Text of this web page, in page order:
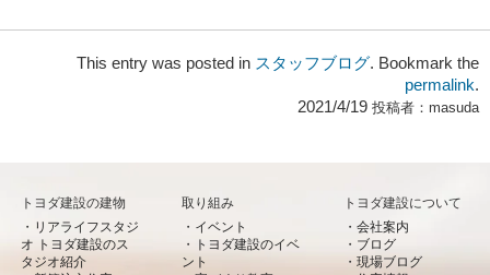
This entry was posted in スタッフブログ. Bookmark the
permalink.
2021/4/19 投稿者： masuda
トヨダ建設の建物
リアライフスタジ
オ トヨダ建設のス
タジオ紹介
取り組み
イベント
トヨダ建設のイベ
ント
トヨダ建設について
会社案内
ブログ
現場ブログ